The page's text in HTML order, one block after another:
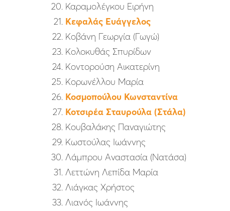
Καραμολέγκου Ειρήνη
Κεφαλάς Ευάγγελος
Κοβάνη Γεωργία (Γωγώ)
Κολοκυθάς Σπυρίδων
Κοντορούση Αικατερίνη
Κορωνέλλου Μαρία
Κοσμοπούλου Κωνσταντίνα
Κοτσιρέα Σταυρούλα (Στάλα)
Κουβαλάκης Παναγιώτης
Κωστούλας Ιωάννης
Λάμπρου Αναστασία (Νατάσα)
Λεττώνη Λεπίδα Μαρία
Λιάγκας Χρήστος
Λιανός Ιωάννης